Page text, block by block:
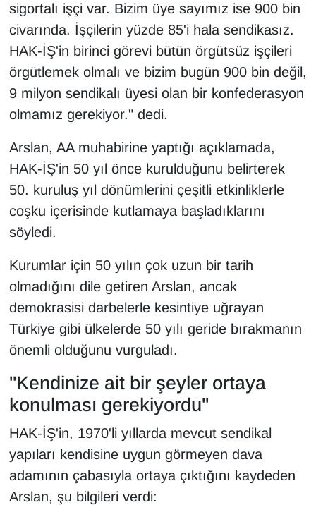
sigortalı işçi var. Bizim üye sayımız ise 900 bin
civarında. İşçilerin yüzde 85'i hala sendikasız.
HAK-İŞ'in birinci görevi bütün örgütsüz işçileri
örgütlemek olmalı ve bizim bugün 900 bin değil,
9 milyon sendikalı üyesi olan bir konfederasyon
olmamız gerekiyor." dedi.
Arslan, AA muhabirine yaptığı açıklamada,
HAK-İŞ'in 50 yıl önce kurulduğunu belirterek
50. kuruluş yıl dönümlerini çeşitli etkinliklerle
coşku içerisinde kutlamaya başladıklarını
söyledi.
Kurumlar için 50 yılın çok uzun bir tarih
olmadığını dile getiren Arslan, ancak
demokrasisi darbelerle kesintiye uğrayan
Türkiye gibi ülkelerde 50 yılı geride bırakmanın
önemli olduğunu vurguladı.
"Kendinize ait bir şeyler ortaya
konulması gerekiyordu"
HAK-İŞ'in, 1970'li yıllarda mevcut sendikal
yapıları kendisine uygun görmeyen dava
adamının çabasıyla ortaya çıktığını kaydeden
Arslan, şu bilgileri verdi:
Kadın
Kamu Alımları
Kim Kimdir?
Kültür & Sanat
KURDÎ
MAGAZİN
MEDYA
ONE EKONOMİ
POLİTİKA
Resmi İlanlar
RÖPORTAJ
SAĞLIK
Seri İlan
Sinema - TV